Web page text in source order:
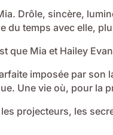
Drôle, sincère,
du temps avec elle,
que Mia et Hailey
imposée par son
Une vie où, pour la
projecteurs, les